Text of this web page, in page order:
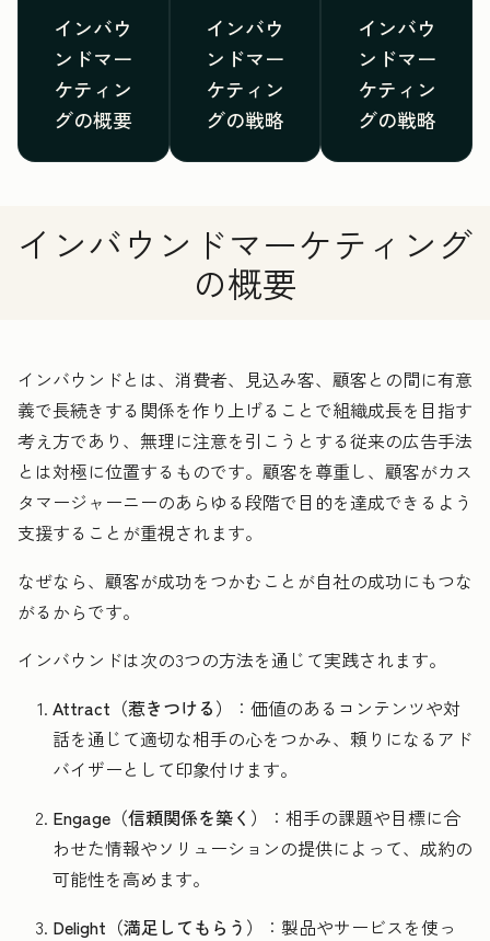
インバウ
ンドマー
ケティン
グの概要
インバウ
ンドマー
ケティン
グの戦略
インバウ
ンドマー
ケティン
グの戦略
インバウンドマーケティング
の概要
インバウンドとは、消費者、見込み客、顧客との間に有意
義で長続きする関係を作り上げることで組織成長を目指す
考え方であり、無理に注意を引こうとする従来の広告手法
とは対極に位置するものです。顧客を尊重し、顧客がカス
タマージャーニーのあらゆる段階で目的を達成できるよう
支援することが重視されます。
なぜなら、顧客が成功をつかむことが自社の成功にもつな
がるからです。
インバウンドは次の3つの方法を通じて実践されます。
Attract（惹きつける）
：価値のあるコンテンツや対
話を通じて適切な相手の心をつかみ、頼りになるアド
バイザーとして印象付けます。
Engage（信頼関係を築く）
：相手の課題や目標に合
わせた情報やソリューションの提供によって、成約の
可能性を高めます。
Delight（満足してもらう）
：製品やサービスを使っ